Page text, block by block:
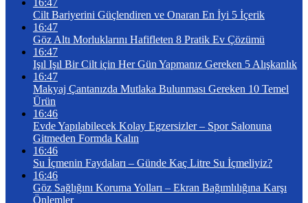
16:47
Cilt Bariyerini Güçlendiren ve Onaran En İyi 5 İçerik
16:47
Göz Altı Morluklarını Hafifleten 8 Pratik Ev Çözümü
16:47
Işıl Işıl Bir Cilt için Her Gün Yapmanız Gereken 5 Alışkanlık
16:47
Makyaj Çantanızda Mutlaka Bulunması Gereken 10 Temel
Ürün
16:46
Evde Yapılabilecek Kolay Egzersizler – Spor Salonuna
Gitmeden Formda Kalın
16:46
Su İçmenin Faydaları – Günde Kaç Litre Su İçmeliyiz?
16:46
Göz Sağlığını Koruma Yolları – Ekran Bağımlılığına Karşı
Önlemler